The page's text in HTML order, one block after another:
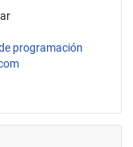
programación